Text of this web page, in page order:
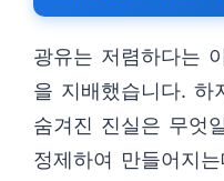
광유는 저렴하다는
을 지배했습니다. 하
숨겨진 진실은 무엇
정제하여 만들어지